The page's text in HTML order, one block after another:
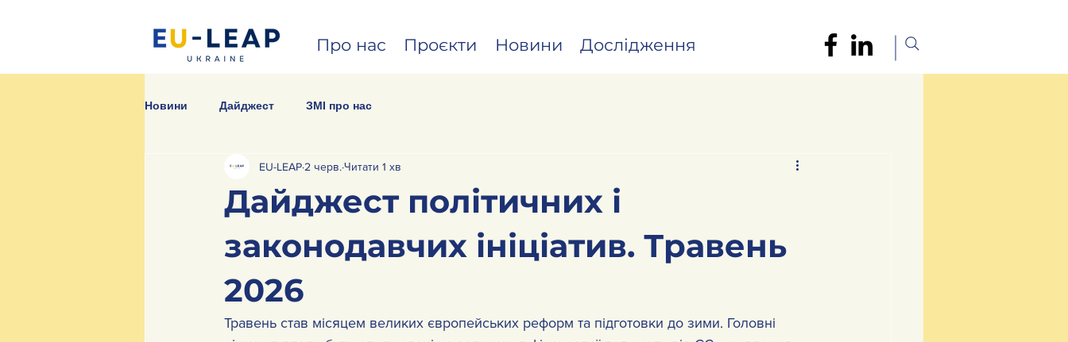
Про нас Проєкти Новини Дослідження
Новини Дайджест ЗМІ про нас
Дайджест політичних і
законодавчих ініціатив. Травень
2026
EU-LEAP 2 черв. Читати 1 хв
Травень став місяцем великих європейських реформ та підготовки до зими. Головні